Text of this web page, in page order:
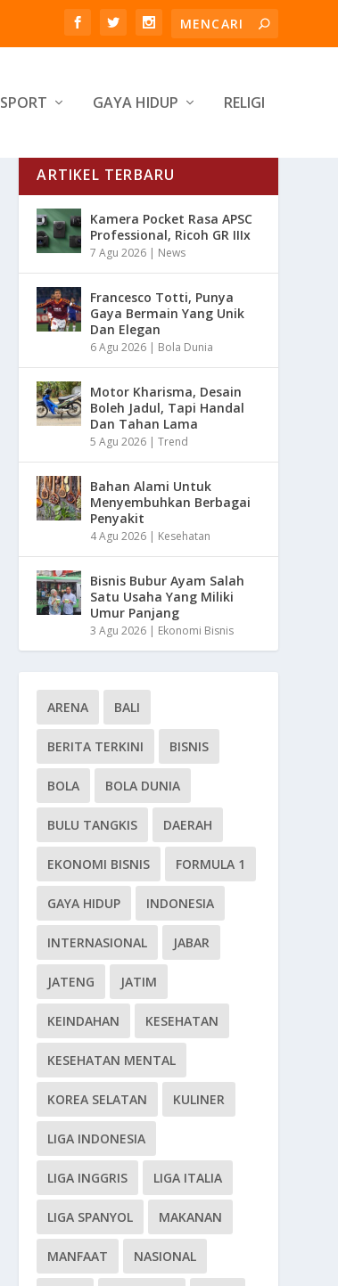
SPORT GAYA HIDUP RELIGI
ARTIKEL TERBARU
Kamera Pocket Rasa APSC
Professional, Ricoh GR IIIx
7 Agu 2026 | News
Francesco Totti, Punya
Gaya Bermain Yang Unik
Dan Elegan
6 Agu 2026 | Bola Dunia
Motor Kharisma, Desain
Boleh Jadul, Tapi Handal
Dan Tahan Lama
5 Agu 2026 |Trend
Bahan Alami Untuk
Menyembuhkan Berbagai
Penyakit
4 Agu 2026 | Kesehatan
Bisnis Bubur Ayam Salah
Satu Usaha Yang Miliki
Umur Panjang
3 Agu 2026 | Ekonomi Bisnis
ARENA BALI
BERITA TERKINI BISNIS
BOLA BOLA DUNIA
BULU TANGKIS DAERAH
EKONOMI BISNIS FORMULA 1
GAYA HIDUP INDONESIA
INTERNASIONAL JABAR
JATENG JATIM
KEINDAHAN KESEHATAN
KESEHATAN MENTAL
KOREA SELATAN KULINER
LIGA INDONESIA
LIGA INGGRIS LIGA ITALIA
LIGA SPANYOL MAKANAN
MANFAAT NASIONAL